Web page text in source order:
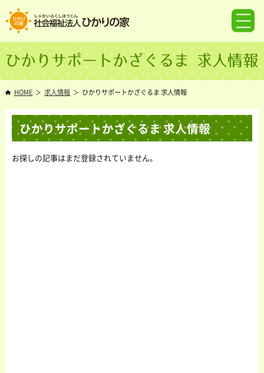
ひかりサポートかざぐるま 求人情報
HOME 求人情報 ひかりサポートかざぐるま 求人情報
ひかりサポートかざぐるま 求人情報
お探しの記事はまだ登録されていません。